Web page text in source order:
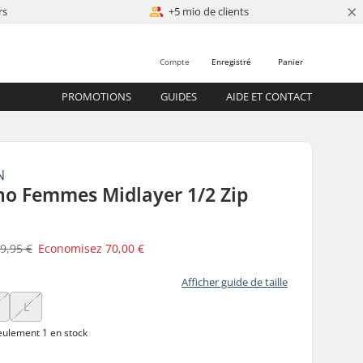
+5 mio de clients ×
Panier
Enregistré
Compte
PROMOTIONS GUIDES AIDE ET CONTACT
Femmes Midlayer 1/2 Zip
€ Economisez70,00 €
Afficher guide de taille
L
1 en stock